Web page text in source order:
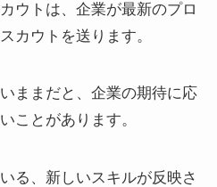
ウトは、企業が最新のプロ
カウトを送ります。
ままだと、企業の期待に応
ことがあります。
る、新しいスキルが反映さ